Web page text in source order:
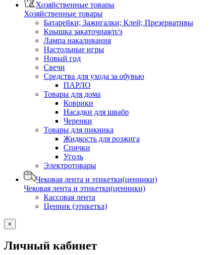
Хозяйственные товары
Хозяйственные товары
Батарейки; Зажигалки; Клей; Презервативы
Крышка закаточная/п/э
Лампа накаливания
Настольные игры
Новый год
Свечи
Средства для ухода за обувью
ПАРЛО
Товары для дома
Коврики
Насадки для швабр
Черенки
Товары для пикника
Жидкость для розжига
Спички
Уголь
Электротовары
Чековая лента и этикетки(ценники)
Чековая лента и этикетки(ценники)
Кассовая лента
Ценник (этикетка)
×
Личный кабинет